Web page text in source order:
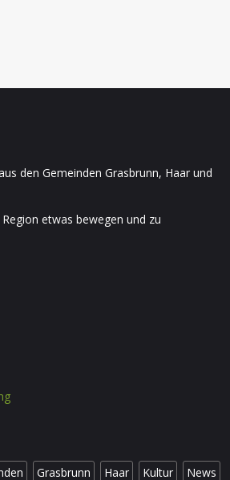
den Gemeinden Grasbrunn, Haar und
etwas bewegen und zu
Grasbrunn Haar Kultur News